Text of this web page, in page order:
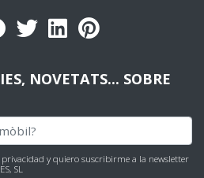
NOVETATS... SOBRE
y quiero suscribirme a la newsletter
SL